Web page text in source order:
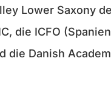
Lower Saxony
die ICFO
die Danish